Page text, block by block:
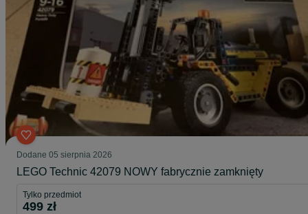
Dodane 05 sierpnia 2026
LEGO Technic 42079 NOWY fabrycznie zamknięty
Tylko przedmiot
499 zł